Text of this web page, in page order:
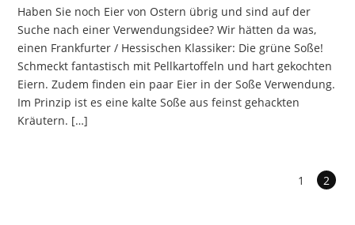
Haben Sie noch Eier von Ostern übrig und sind auf der
Suche nach einer Verwendungsidee? Wir hätten da was,
einen Frankfurter / Hessischen Klassiker: Die grüne Soße!
Schmeckt fantastisch mit Pellkartoffeln und hart gekochten
Eiern. Zudem finden ein paar Eier in der Soße Verwendung.
Im Prinzip ist es eine kalte Soße aus feinst gehackten
Kräutern. […]
1 2